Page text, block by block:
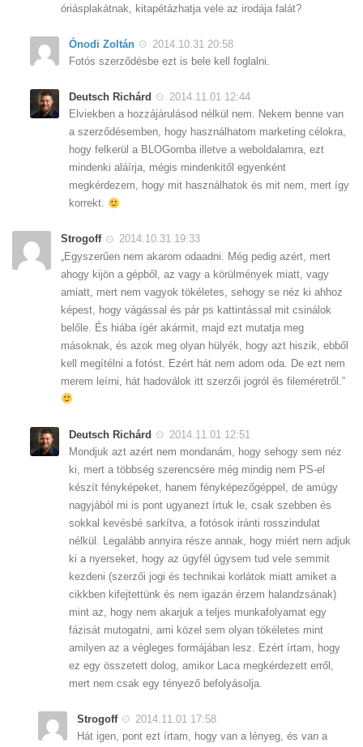
óriásplakátnak, kitapétázhatja vele az irodája falát?
Ónodi Zoltán
2014.10.31 20:58
Fotós szerződésbe ezt is bele kell foglalni.
Deutsch Richárd
2014.11.01 12:44
Elviekben a hozzájárulásod nélkül nem. Nekem benne van
a szerződésemben, hogy használhatom marketing célokra,
hogy felkerül a BLOGomba illetve a weboldalamra, ezt
mindenki aláírja, mégis mindenkitől egyenként
megkérdezem, hogy mit használhatok és mit nem, mert így
korrekt.
Strogoff
2014.10.31 19:33
„Egyszerűen nem akarom odaadni. Még pedig azért, mert
ahogy kijön a gépből, az vagy a körülmények miatt, vagy
amiatt, mert nem vagyok tökéletes, sehogy se néz ki ahhoz
képest, hogy vágással és pár ps kattintással mit csinálok
belőle. És hiába ígér akármit, majd ezt mutatja meg
másoknak, és azok meg olyan hülyék, hogy azt hiszik, ebből
kell megítélni a fotóst. Ezért hát nem adom oda. De ezt nem
merem leírni, hát hadoválok itt szerzői jogról és fileméretről.”
Deutsch Richárd
2014.11.01 12:51
Mondjuk azt azért nem mondanám, hogy sehogy sem néz
ki, mert a többség szerencsére még mindig nem PS-el
készít fényképeket, hanem fényképezőgéppel, de amúgy
nagyjából mi is pont ugyanezt írtuk le, csak szebben és
sokkal kevésbé sarkítva, a fotósok iránti rosszindulat
nélkül. Legalább annyira része annak, hogy miért nem adjuk
ki a nyerseket, hogy az ügyfél úgysem tud vele semmit
kezdeni (szerzői jogi és technikai korlátok miatt amiket a
cikkben kifejtettünk és nem igazán érzem halandzsának)
mint az, hogy nem akarjuk a teljes munkafolyamat egy
fázisát mutogatni, ami közel sem olyan tökéletes mint
amilyen az a végleges formájában lesz. Ezért írtam, hogy
ez egy összetett dolog, amikor Laca megkérdezett erről,
mert nem csak egy tényező befolyásolja.
Strogoff
2014.11.01 17:58
Hát igen, pont ezt írtam, hogy van a lényeg, és van a